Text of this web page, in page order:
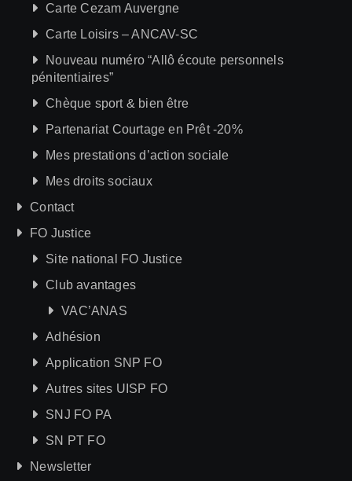
Carte Cezam Auvergne
Carte Loisirs – ANCAV-SC
Nouveau numéro “Allô écoute personnels
pénitentiaires”
Chèque sport & bien être
Partenariat Courtage en Prêt -20%
Mes prestations d’action sociale
Mes droits sociaux
Contact
FO Justice
Site national FO Justice
Club avantages
VAC’ANAS
Adhésion
Application SNP FO
Autres sites UISP FO
SNJ FO PA
SN PT FO
Newsletter